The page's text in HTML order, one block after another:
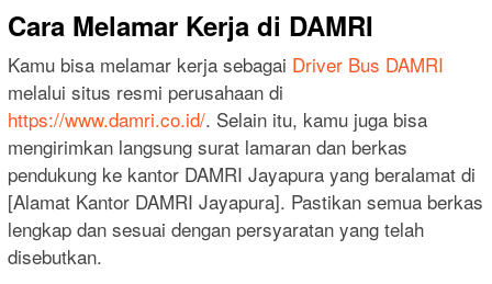
Cara Melamar Kerja di DAMRI
Kamu bisa melamar kerja sebagai Driver Bus DAMRI
melalui situs resmi perusahaan di
https://www.damri.co.id/. Selain itu, kamu juga bisa
mengirimkan langsung surat lamaran dan berkas
pendukung ke kantor DAMRI Jayapura yang beralamat di
[Alamat Kantor DAMRI Jayapura]. Pastikan semua berkas
lengkap dan sesuai dengan persyaratan yang telah
disebutkan.